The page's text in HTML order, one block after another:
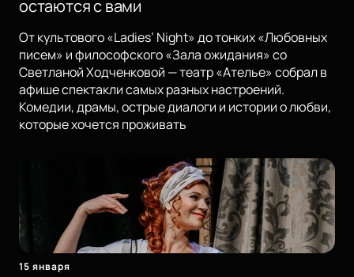
остаются с вами
От культового «Ladies’ Night» до тонких «Любовных
писем» и философского «Зала ожидания» со
Светланой Ходченковой — театр «Ателье» собрал в
афише спектакли самых разных настроений.
Комедии, драмы, острые диалоги и истории о любви,
которые хочется проживать
15 января